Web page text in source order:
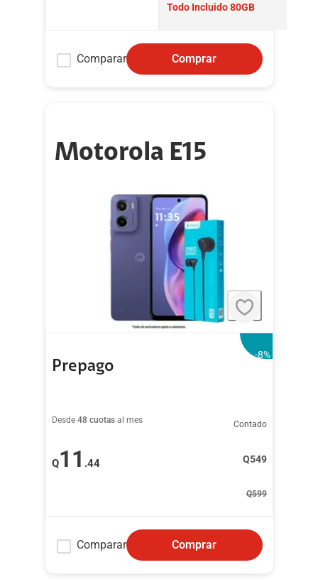
Todo Incluido 80GB
Comparar Comprar
Motorola E15
Prepago
-8%
Desde 48 cuotas al mes
Q11 .44
Contado
Q549
Q599
Comparar Comprar